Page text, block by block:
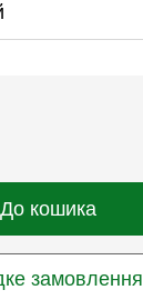
До кошика
замовлення